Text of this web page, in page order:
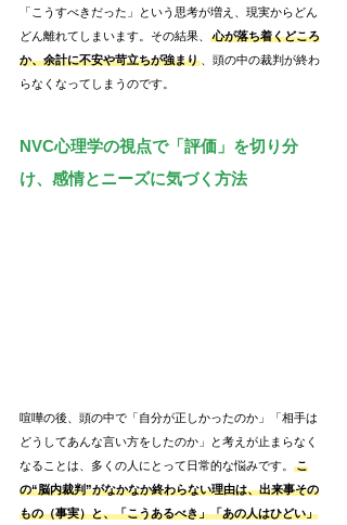
「こうすべきだった」という思考が増え、現実からどん
どん離れてしまいます。その結果、
心が落ち着くどころ
か、余計に不安や苛立ちが強まり
、頭の中の裁判が終わ
らなくなってしまうのです。
NVC心理学の視点で「評価」を切り分
け、感情とニーズに気づく方法
喧嘩の後、頭の中で「自分が正しかったのか」「相手は
どうしてあんな言い方をしたのか」と考えが止まらなく
なることは、多くの人にとって日常的な悩みです。
こ
の“脳内裁判”がなかなか終わらない理由は、出来事その
もの（事実）と、「こうあるべき」「あの人はひどい」